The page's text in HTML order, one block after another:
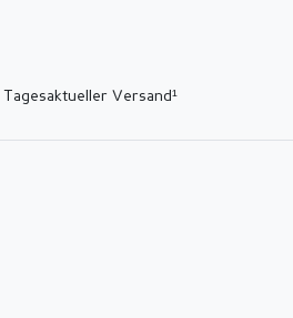
Tagesaktueller Versand¹